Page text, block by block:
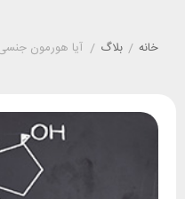
خانه / بلاگ / آیا هورمون